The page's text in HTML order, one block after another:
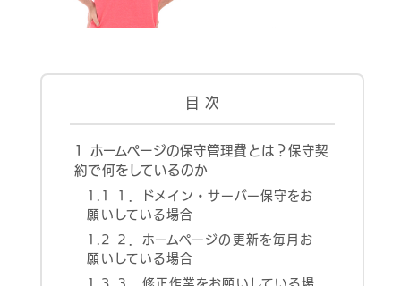
お問い合わせはこちら
ヘルプサポートはこちら
06-6940-0662
目 次
1
ホームページの保守管理費とは？保守契
約で何をしているのか
1.1
１．ドメイン・サーバー保守をお
願いしている場合
1.2 ２．ホームページの更新を毎月お
願いしている場合
1.3 ３．修正作業をお願いしている場